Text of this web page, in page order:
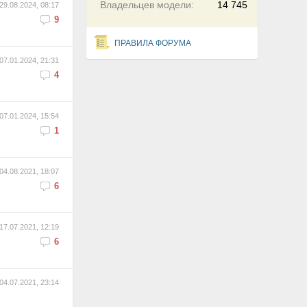
14 745
Владельцев модели:
ПРАВИЛА ФОРУМА
29.08.2024, 08:17
9
07.01.2024, 21:31
4
07.01.2024, 15:54
1
04.08.2021, 18:07
6
17.07.2021, 12:19
6
04.07.2021, 23:14